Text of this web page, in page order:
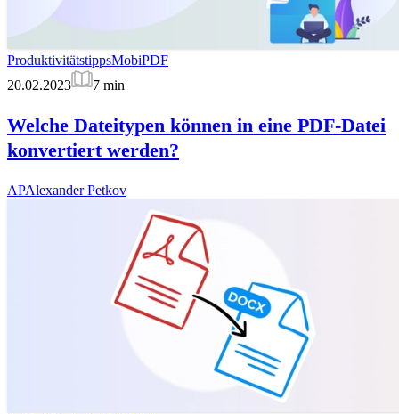
ProduktivitätstippsMobiPDF
20.02.2023
7 min
Welche Dateitypen können in eine PDF-Datei
konvertiert werden?
APAlexander Petkov